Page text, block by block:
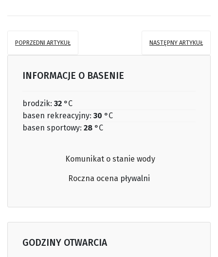
POPRZEDNI ARTYKUŁ NASTĘPNY ARTYKUŁ
INFORMACJE O BASENIE
brodzik: 32 °C
basen rekreacyjny: 30 °C
basen sportowy: 28 °C
Komunikat o stanie wody
Roczna ocena pływalni
GODZINY OTWARCIA